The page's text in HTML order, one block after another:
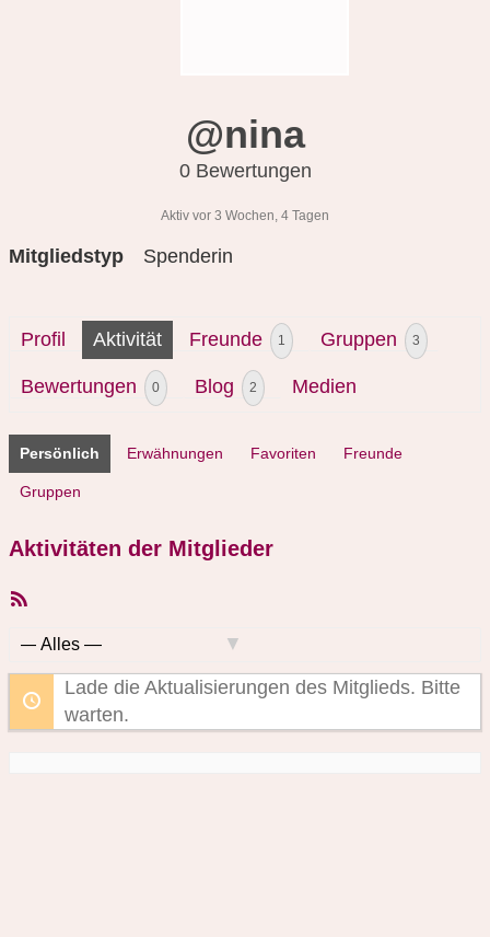
@nina
0 Bewertungen
Aktiv vor 3 Wochen, 4 Tagen
Mitgliedstyp Spenderin
Profil Aktivität Freunde 1 Gruppen 3
Bewertungen 0 Blog 2 Medien
Persönlich Erwähnungen Favoriten Freunde
Gruppen
Aktivitäten der Mitglieder
Zeige:
Lade die Aktualisierungen des Mitglieds. Bitte
warten.